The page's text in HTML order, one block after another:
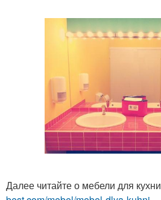
Далее читайте о мебели для кухни